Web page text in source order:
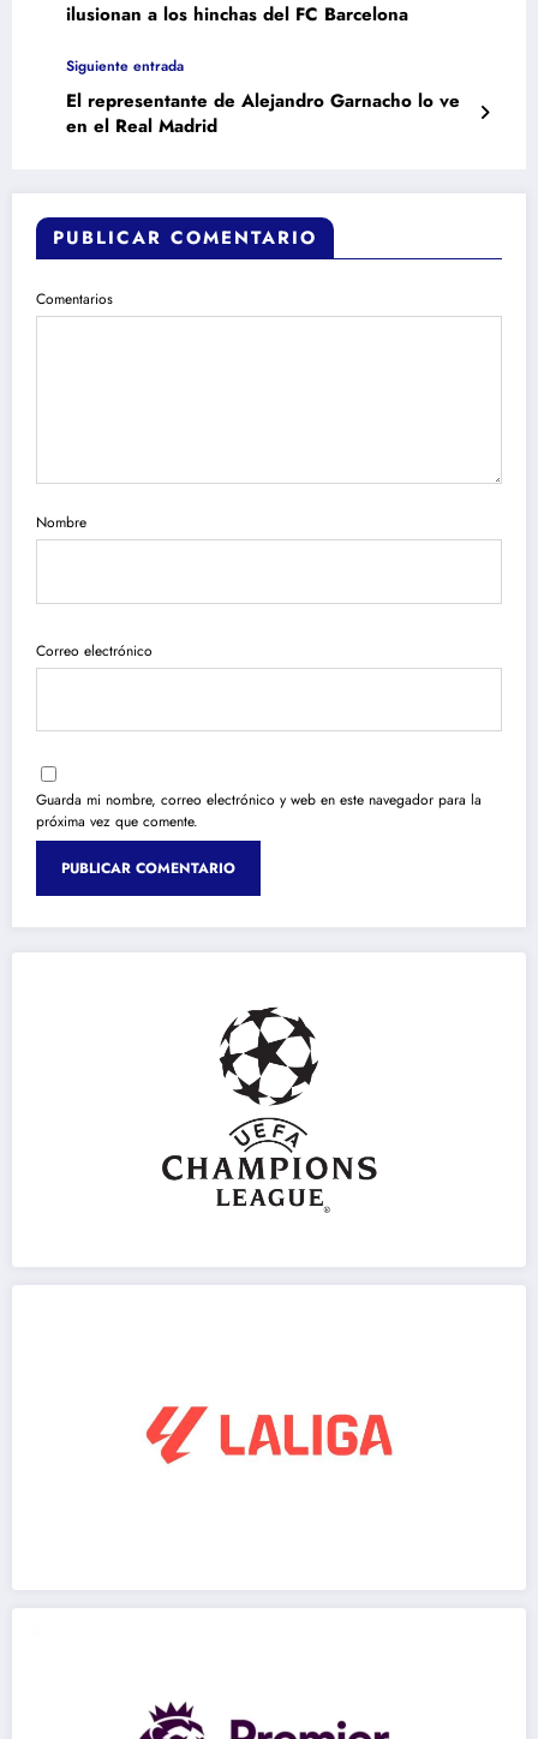
ilusionan a los hinchas del FC Barcelona
Siguiente entrada
El representante de Alejandro Garnacho lo ve
en el Real Madrid
PUBLICAR COMENTARIO
Comentarios
Nombre
Correo electrónico
Guarda mi nombre, correo electrónico y web en este navegador para la
próxima vez que comente.